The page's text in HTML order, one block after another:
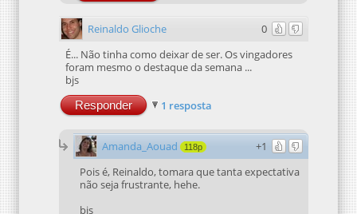
0
Reinaldo Glioche
É... Não tinha como deixar de ser. Os vingadores
foram mesmo o destaque da semana ...
bjs
Responder 1 resposta
+1
Amanda_Aouad 118p
Pois é, Reinaldo, tomara que tanta expectativa
não seja frustrante, hehe.
bjs